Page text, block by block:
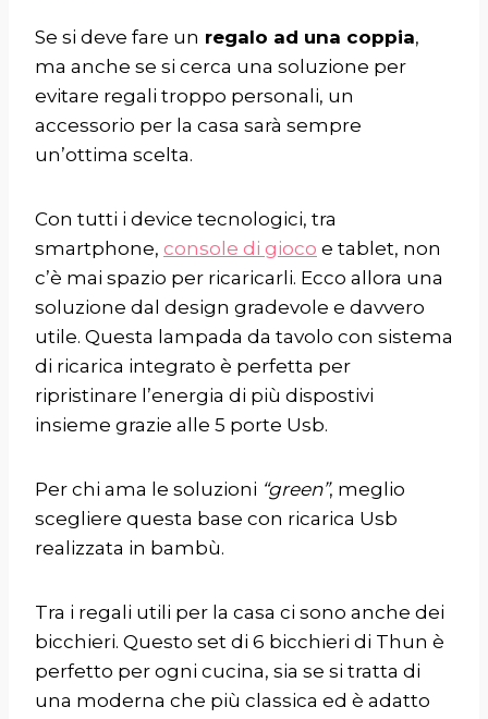
Se si deve fare un regalo ad una coppia,
ma anche se si cerca una soluzione per
evitare regali troppo personali, un
accessorio per la casa sarà sempre
un’ottima scelta.
Con tutti i device tecnologici, tra
smartphone, console di gioco e tablet, non
c’è mai spazio per ricaricarli. Ecco allora una
soluzione dal design gradevole e davvero
utile. Questa lampada da tavolo con sistema
di ricarica integrato è perfetta per
ripristinare l’energia di più dispostivi
insieme grazie alle 5 porte Usb.
Per chi ama le soluzioni “green”, meglio
scegliere questa base con ricarica Usb
realizzata in bambù.
Tra i regali utili per la casa ci sono anche dei
bicchieri. Questo set di 6 bicchieri di Thun è
perfetto per ogni cucina, sia se si tratta di
una moderna che più classica ed è adatto